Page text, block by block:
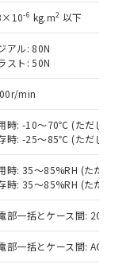
-6 kg.m2 以下
アル: 80N
スト: 50N
min
時: -10～70℃ (ただし
時: -25～85℃ (ただし
時: 35～85%RH (ただ
時: 35～85%RH (ただ
部一括とケース間:
部一括とケース間:
のうえ
業取扱
準価格
ので
中には、
品もある
結果は、
社内デー
り、閲
のある
物質）の
出す予
質）の
認中の
で、有
として
などや
下、 カド
RoHSの
RoHSの
。
へお問
ち、外国
商品
を輸出
は、日本
取引許